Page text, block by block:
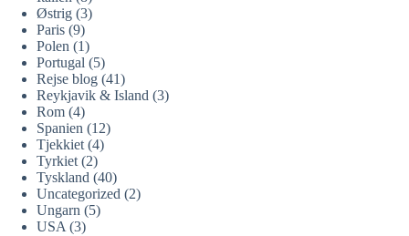
Østrig (3)
Paris (9)
Polen (1)
Portugal (5)
Rejse blog (41)
Reykjavik & Island (3)
Rom (4)
Spanien (12)
Tjekkiet (4)
Tyrkiet (2)
Tyskland (40)
Uncategorized (2)
Ungarn (5)
USA (3)